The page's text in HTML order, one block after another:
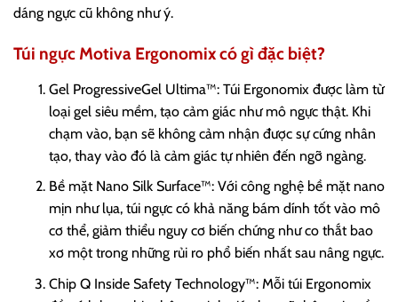
dáng ngực cũ không như ý.
Túi ngực Motiva Ergonomix có gì đặc biệt?
Gel ProgressiveGel Ultima™: Túi Ergonomix được làm từ
loại gel siêu mềm, tạo cảm giác như mô ngực thật. Khi
chạm vào, bạn sẽ không cảm nhận được sự cứng nhân
tạo, thay vào đó là cảm giác tự nhiên đến ngỡ ngàng.
Bề mặt Nano Silk Surface™: Với công nghệ bề mặt nano
mịn như lụa, túi ngực có khả năng bám dính tốt vào mô
cơ thể, giảm thiểu nguy cơ biến chứng như co thắt bao
xơ một trong những rủi ro phổ biến nhất sau nâng ngực.
Chip Q Inside Safety Technology™: Mỗi túi Ergonomix